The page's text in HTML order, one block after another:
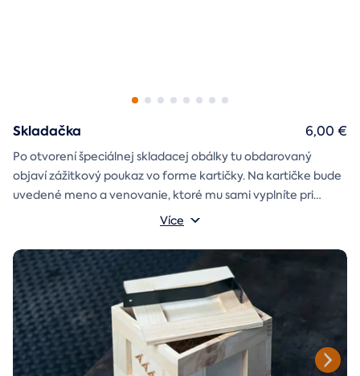
Skladačka
Po otvorení špeciálnej skladacej obálky tu obdarovaný
objaví zážitkový poukaz vo forme kartičky. Na kartičke bude
uvedené meno a venovanie, ktoré mu sami vyplníte pri
Více
6,00 €